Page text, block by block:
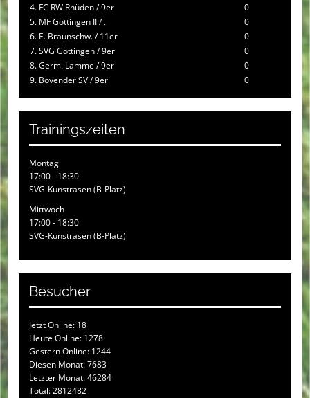
4. FC RW Rhüden / 9er
0
5. MF Göttingen II / .
0
6. E. Braunschw. / 11er
0
7. SVG Göttingen / 9er
0
8. Germ. Lamme / 9er
0
9. Bovender SV / 9er
0
Trainingszeiten
Montag
17:00 - 18:30
SVG-Kunstrasen (B-Platz)
Mittwoch
17:00 - 18:30
SVG-Kunstrasen (B-Platz)
Besucher
Jetzt Online: 18
Heute Online: 1278
Gestern Online: 1244
Diesen Monat: 7683
Letzter Monat: 46284
Total: 2812482